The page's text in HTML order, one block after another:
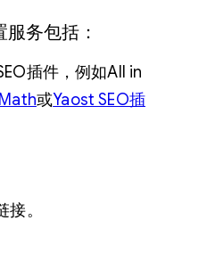
务包括：
插件，例如All in
或Yaost SEO插
。